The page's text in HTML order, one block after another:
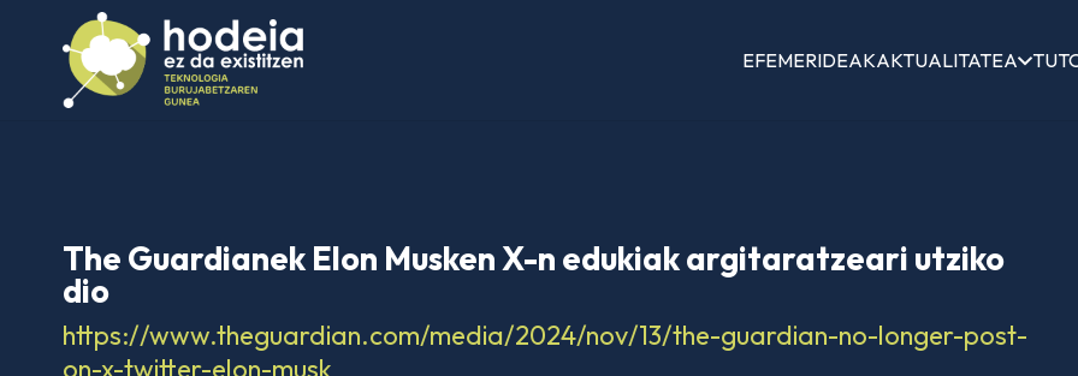
EFEMERIDEAKAKTUALITATEA
The Guardianek Elon Musken X-n edukiak argitaratzeari utziko
dio
https://www.theguardian.com/media/2024/nov/13/the-guardian-no-longer-post-
on-x-twitter-elon-musk